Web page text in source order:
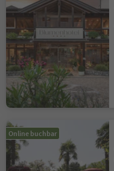
Online buchbar